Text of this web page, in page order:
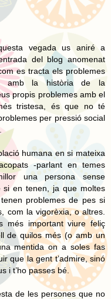
vegada us aniré a
del blog anomenat
es tracta els problemes
amb la història de la
propis problemes amb el
tristesa, és que no té
per pressió social
humana en si mateixa
-parlant en temes
una persona sense
en tenen, ja que moltes
problemes de pes si
com la vigorèxia, o altres.
més important viure feliç
de quilos més (o amb un
mentida on a soles fas
que la gent t’admire, sinó
i t’ho passes bé.
de les persones que no